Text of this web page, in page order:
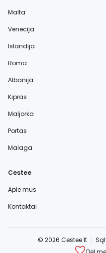
Malta
Venecija
Islandija
Roma
Albanija
Kipras
Maljorka
Portas
Malaga
Cestee
Apie mus
Kontaktai
© 2026 Cestee.lt